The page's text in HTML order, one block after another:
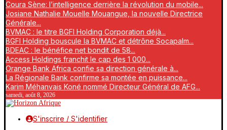
Coura Sène: l’intelligence derrière la révolution du mobile...
Josiane Nathalie Mouelle Mouangue, la nouvelle Directrice
Générale...
BVMAC : le titre BGFI Holding Corporation déjà...
BGFI Holding bouscule la BVMAC et détrône Socapalm...
BDEAC : le bénéfice net bondit de 58...
Access Holdings franchit le cap des 1 000...
Orange Bank Africa confie sa direction générale à...
La Régionale Bank confirme sa montée en puissance...
Karim Méhanvais Koné nommé Directeur Général de AFG...
samedi, août 8, 2026
S'inscrire / S'identifier